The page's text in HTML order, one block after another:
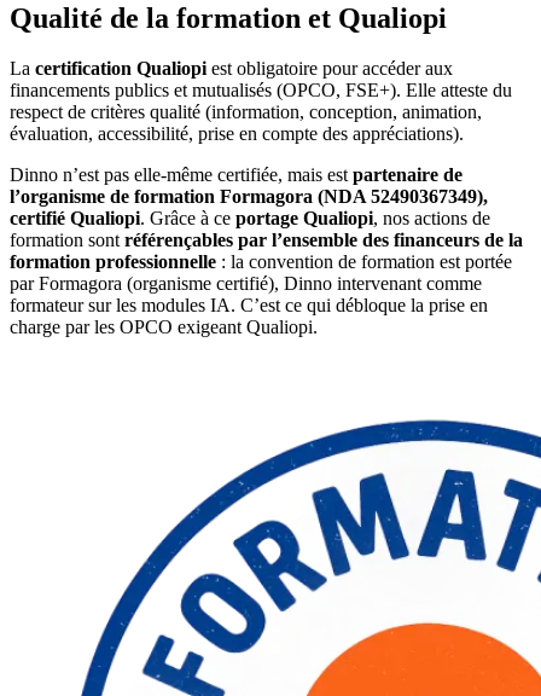
Qualité de la formation et Qualiopi
La certification Qualiopiest obligatoire pour accéder aux
financements publics et mutualisés (OPCO, FSE+). Elle atteste du
respect de critères qualité (information, conception, animation,
évaluation, accessibilité, prise en compte des appréciations).
Dinno n’est pas elle-même certifiée, mais estpartenaire de
l’organisme de formation Formagora (NDA 52490367349),
certifié Qualiopi. Grâce à ce portage Qualiopi, nos actions de
formation sontréférençables par l’ensemble des financeurs de la
formation professionnelle : la convention de formation est portée
par Formagora (organisme certifié), Dinno intervenant comme
formateur sur les modules IA. C’est ce qui débloque la prise en
charge par les OPCO exigeant Qualiopi.